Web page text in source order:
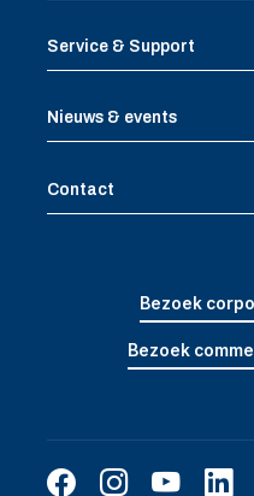
Service & Support
Nieuws & events
Contact
Bezoek
Bezoek